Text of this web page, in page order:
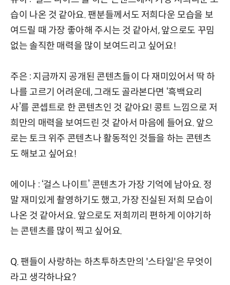
습이 나온 것 같아요. 팬분들께서도 저희다운 모습을 보
여드릴 때 가장 좋아해 주시는 것 같아서, 앞으로도 꾸밈
없는 솔직한 매력을 많이 보여드리고 싶어요!
주은 : 지금까지 공개된 콘텐츠들이 다 재미있어서 딱 하
나를 고르기 어려운데, 그래도 골라본다면 ‘흑백요리
사’를 콘셉트로 한 콘텐츠인 것 같아요! 콩트 느낌으로 저
희만의 매력을 보여드린 것 같아서 마음에 들어요. 앞으
로는 토크 위주 콘텐츠나 활동적인 것들을 하는 콘텐츠
도 해보고 싶어요!
에이나 : ‘걸스 나이트’ 콘텐츠가 가장 기억에 남아요. 정
말 재미있게 촬영하기도 했고, 가장 진실된 저희 모습이
나온 것 같아서요. 앞으로도 저희끼리 편하게 이야기하
는 콘텐츠를 많이 찍고 싶어요.
Q. 팬들이 사랑하는 하츠투하츠만의 '스타일'은 무엇이
라고 생각하나요?